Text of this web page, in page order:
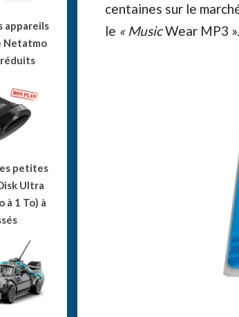
centaines sur le
le « MusicWear MP3 ».
appareils
Netatmo
petites
Ultra
à 1 To) à